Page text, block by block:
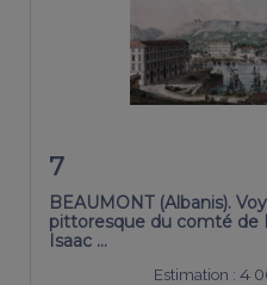
7
BEAUMONT (Albanis).
pittoresque du comté de
Isaac …
Estimation : 4